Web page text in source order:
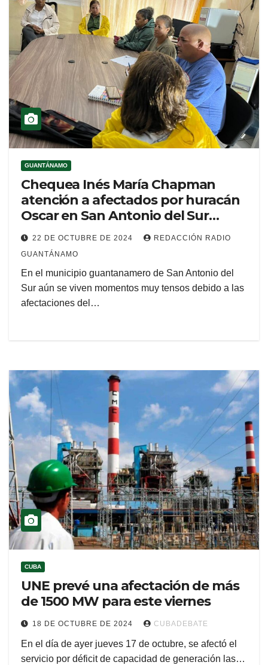
GUANTÁNAMO
Chequea Inés María Chapman
atención a afectados por huracán
Oscar en San Antonio del Sur
(Audio)
22 DE OCTUBRE DE 2024
REDACCIÓN RADIO
GUANTÁNAMO
En el municipio guantanamero de San Antonio del
Sur aún se viven momentos muy tensos debido a las
afectaciones del…
CUBA
UNE prevé una afectación de más
de 1500 MW para este viernes
18 DE OCTUBRE DE 2024 CUBADEBATE
En el día de ayer jueves 17 de octubre, se afectó el
servicio por déficit de capacidad de generación las…